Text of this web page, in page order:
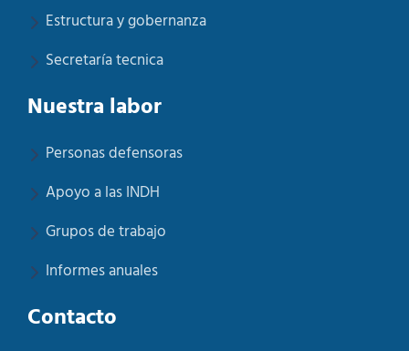
Estructura y gobernanza
Secretaría tecnica
Nuestra labor
Personas defensoras
Apoyo a las INDH
Grupos de trabajo
Informes anuales
Contacto